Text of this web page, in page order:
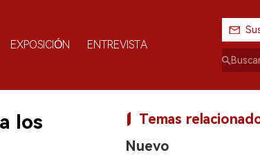
EXPOSICIÓN ENTREVISTA
los
Temas
Nuevo